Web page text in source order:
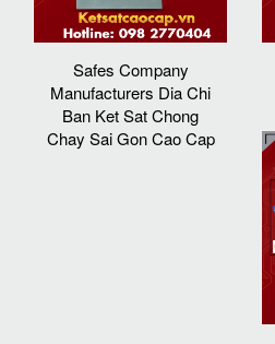
Safes Company
Manufacturers Dia Chi
Ban Ket Sat Chong
Chay Sai Gon Cao Cap